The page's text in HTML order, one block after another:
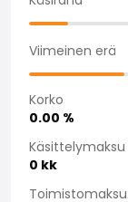
Saka Select
Toimipisteet
Yritys
Saka Finland Oy
Hallinto
Ostotiimi
Yhteydenotto
Rekrytointi
Viimeinen erä
Korko
0.00 %
Käsittelymaksu
0 kk
Toimistomaksu